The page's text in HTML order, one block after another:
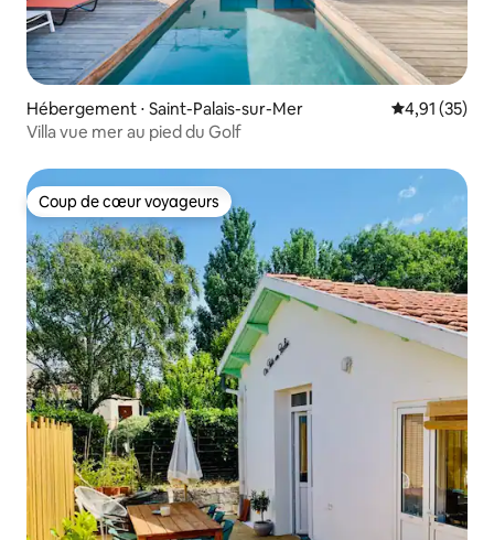
Hébergement ⋅ Saint-Palais-sur-Mer Évaluation
4,91 (35)
Villa vue mer au pied du Golf
Coup de cœur voyageurs
Coup de cœur voyageurs